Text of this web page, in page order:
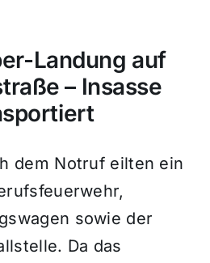
Landung auf
– Insasse
dem Notruf eilten ein
sowie der
Da das